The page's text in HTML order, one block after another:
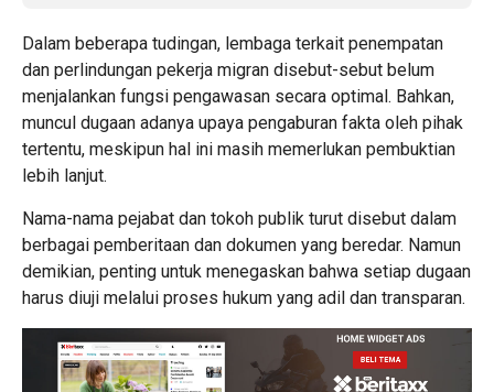
Dalam beberapa tudingan, lembaga terkait penempatan
dan perlindungan pekerja migran disebut-sebut belum
menjalankan fungsi pengawasan secara optimal. Bahkan,
muncul dugaan adanya upaya pengaburan fakta oleh pihak
tertentu, meskipun hal ini masih memerlukan pembuktian
lebih lanjut.
Nama-nama pejabat dan tokoh publik turut disebut dalam
berbagai pemberitaan dan dokumen yang beredar. Namun
demikian, penting untuk menegaskan bahwa setiap dugaan
harus diuji melalui proses hukum yang adil dan transparan.